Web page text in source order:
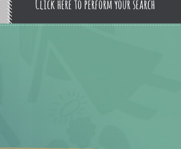
Click here to perform your search